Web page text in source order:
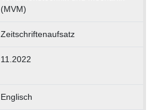
(MVM)
Zeitschriftenaufsatz
11.2022
Englisch